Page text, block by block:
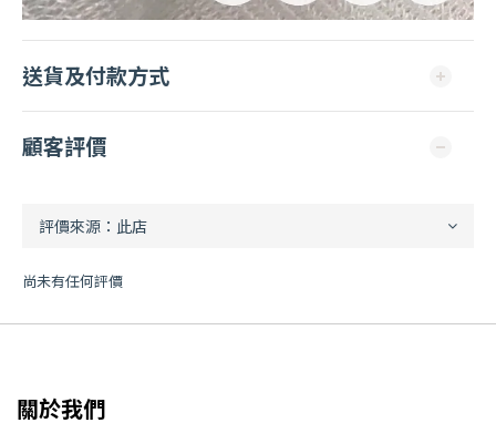
送貨及付款方式
顧客評價
尚未有任何評價
關於我們